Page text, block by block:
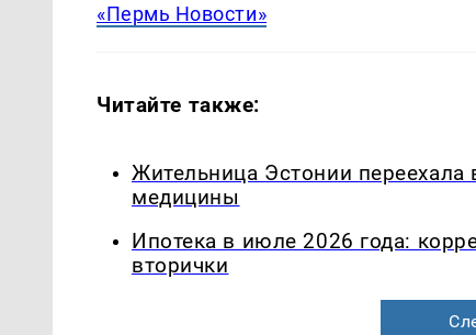
«Пермь Новости»
Читайте также:
Жительница Эстонии
медицины
Ипотека в июле 2026 года:
вторички